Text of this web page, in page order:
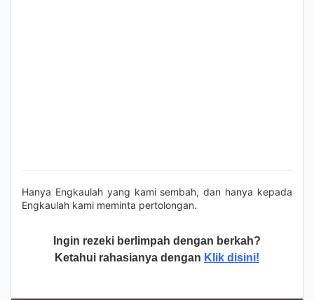
Hanya Engkaulah yang kami sembah, dan hanya kepada
Engkaulah kami meminta pertolongan.
Ingin rezeki berlimpah dengan berkah?
Ketahui rahasianya dengan Klik disini!